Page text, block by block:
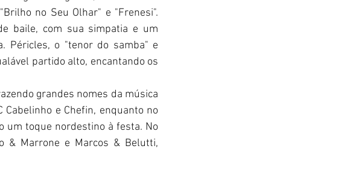
no Seu Olhar" e "Frenesi".
baile, com sua simpatia e um
Péricles, o "tenor do samba" e
partido alto, encantando os
grandes nomes da música
e Chefin, enquanto no
um toque nordestino à festa. No
& Marrone e Marcos & Belutti,